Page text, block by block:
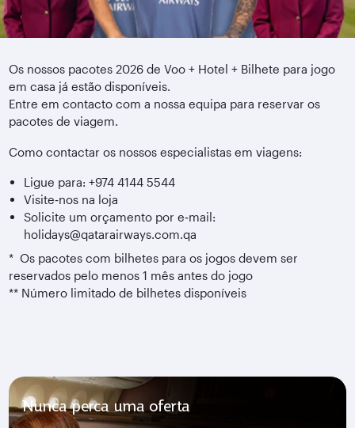
Os nossos pacotes 2026 de Voo + Hotel + Bilhete para jogo
em casa já estão disponíveis.
Entre em contacto com a nossa equipa para reservar os
pacotes de viagem.
Como contactar os nossos especialistas em viagens:
Ligue para: +974 4144 5544
Visite‑nos na loja
Solicite um orçamento por e‑mail:
holidays@qatarairways.com.qa
* Os pacotes com bilhetes para os jogos devem ser
reservados pelo menos 1 mês antes do jogo
** Número limitado de bilhetes disponíveis
Nunca perca uma oferta